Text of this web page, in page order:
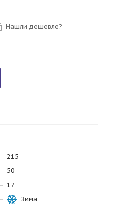
Нашли дешевле?
215
50
17
Зима